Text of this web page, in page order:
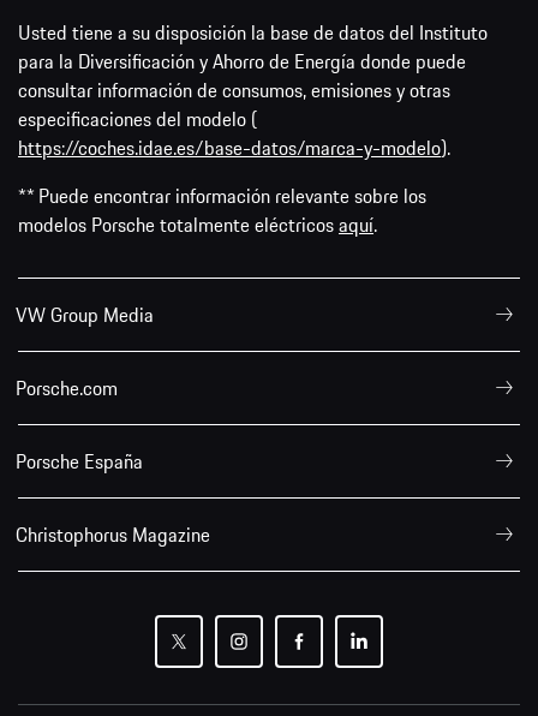
Usted tiene a su disposición la base de datos del Instituto
para la Diversificación y Ahorro de Energía donde puede
consultar información de consumos, emisiones y otras
especificaciones del modelo (
https://coches.idae.es/base-datos/marca-y-modelo).
** Puede encontrar información relevante sobre los
modelos Porsche totalmente eléctricosaquí.
VW Group Media
Porsche.com
Porsche España
Christophorus Magazine